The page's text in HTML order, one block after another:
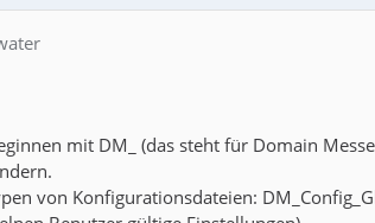
mit DM_ (das steht für Domain
von Konfigurationsdateien: